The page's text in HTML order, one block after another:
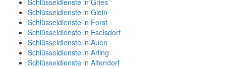
Schlüsseldienste in Gries
Schlüsseldienste in Glein
Schlüsseldienste in Forst
Schlüsseldienste in Eselsdorf
Schlüsseldienste in Auen
Schlüsseldienste in Arling
Schlüsseldienste in Altendorf